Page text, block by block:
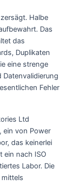
Halbe
Das
das
Duplikaten
eine strenge
Datenvalidierung
Fehler
Ltd
ein von Power
das keinerlei
ein nach ISO
Labor. Die